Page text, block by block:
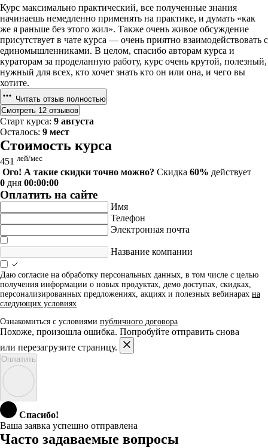
Курс максимально практический, все полученные знания
начинаешь немедленно применять на практике, и думать «как
же я раньше без этого жил». Также очень живое обсуждение
присутствует в чате курса — очень приятно взаимодействовать с
единомышленниками. В целом, спасибо авторам курса и
кураторам за проделанную работу, курс очень крутой, полезный,
нужный для всех, кто хочет знать кто он или она, и чего вы
хотите.
Читать отзыв полностью
Смотреть 12 отзывов
Старт курса: 9 августа
Осталось: 9 мест
Стоимость курса
451 лей/мес
Ого! А такие скидки точно можно? Скидка 60% действует
0 дня 00:00:00
Оплатить на сайте
Имя
Телефон
Электронная почта
Название компании
Даю согласие на обработку персональных данных, в том числе с целью
получения информации о новых продуктах, демо доступах, скидках,
персонализированных предложениях, акциях и полезных вебинарах на
следующих условиях
Ознакомиться с условиями публичного договора
Похоже, произошла ошибка. Попробуйте отправить снова
или перезагрузите страницу.
Оплатить
Спасибо!
Ваша заявка успешно отправлена
Часто задаваемые вопросы